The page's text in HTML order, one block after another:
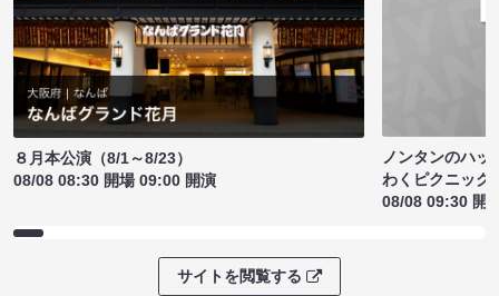
８月本公演（8/1～8/23）
08/08 08:30 開場 09:00 開演
ノンタンのハッ
わくピクニック
08/08 09:30 開
サイトを閲覧する